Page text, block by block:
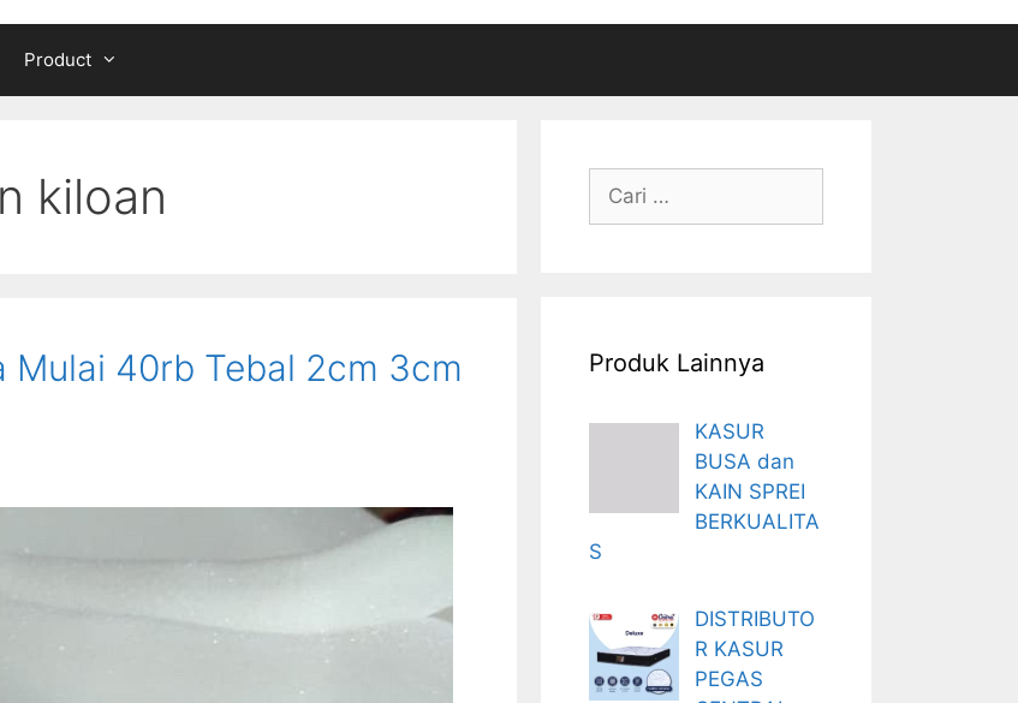
Product
kiloan
Mulai 40rb Tebal 2cm 3cm
Cari
Produk Lainnya
KASUR
BUSA dan
KAIN SPREI
BERKUALITA
S
DISTRIBUTO
R KASUR
PEGAS